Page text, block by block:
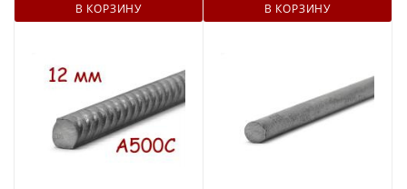
В КОРЗИНУ В КОРЗИНУ